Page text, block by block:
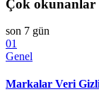
Çok okunanlar
son 7 gün
01
Genel
Markalar Veri